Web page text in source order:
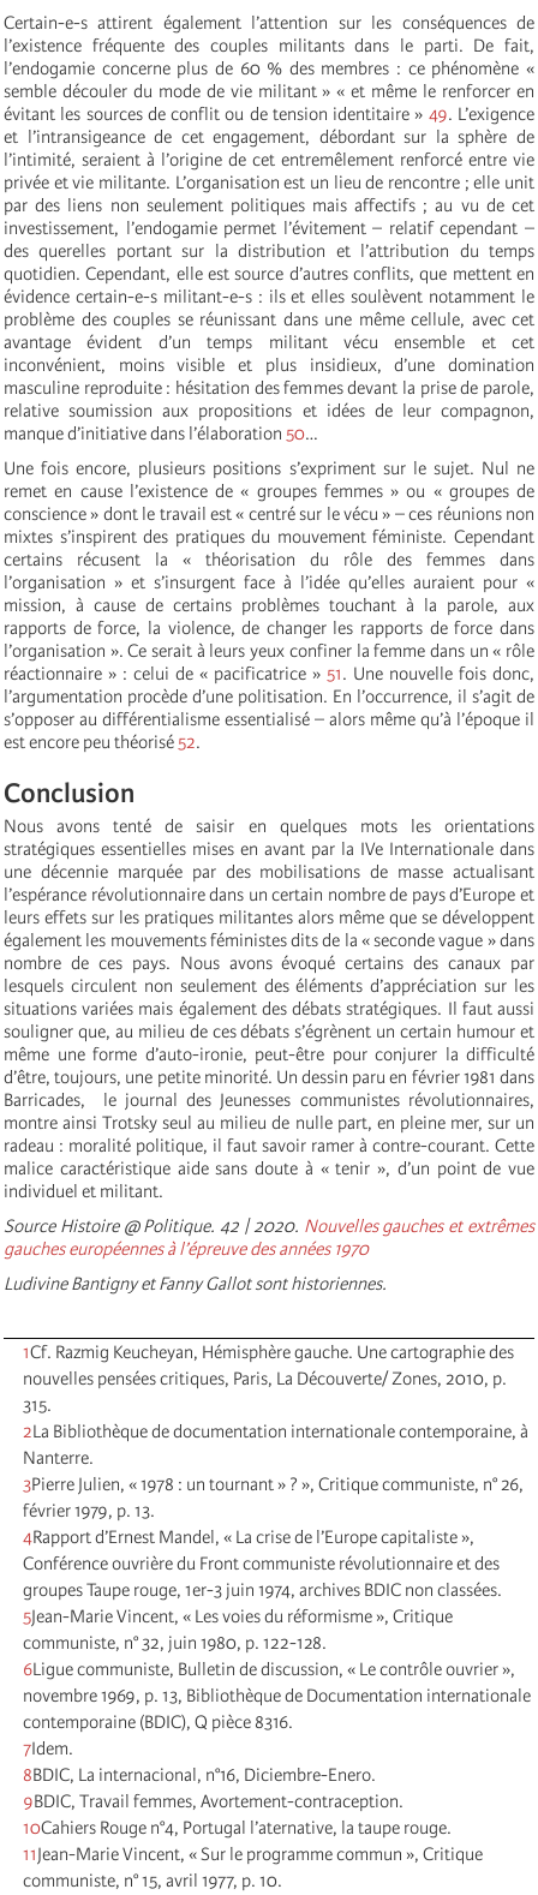
Certain-e-s attirent également l’attention sur les conséquences de
l’existence fréquente des couples militants dans le parti. De fait,
l’endogamie concerne plus de 60 % des membres : ce phénomène «
semble découler du mode de vie militant » « et même le renforcer en
évitant les sources de conflit ou de tension identitaire » 49. L’exigence
et l’intransigeance de cet engagement, débordant sur la sphère de
l’intimité, seraient à l’origine de cet entremêlement renforcé entre vie
privée et vie militante. L’organisation est un lieu de rencontre ; elle unit
par des liens non seulement politiques mais affectifs ; au vu de cet
investissement, l’endogamie permet l’évitement – relatif cependant –
des querelles portant sur la distribution et l’attribution du temps
quotidien. Cependant, elle est source d’autres conflits, que mettent en
évidence certain-e-s militant-e-s : ils et elles soulèvent notamment le
problème des couples se réunissant dans une même cellule, avec cet
avantage évident d’un temps militant vécu ensemble et cet
inconvénient, moins visible et plus insidieux, d’une domination
masculine reproduite : hésitation des femmes devant la prise de parole,
relative soumission aux propositions et idées de leur compagnon,
manque d’initiative dans l’élaboration 50…
Une fois encore, plusieurs positions s’expriment sur le sujet. Nul ne
remet en cause l’existence de « groupes femmes » ou « groupes de
conscience » dont le travail est « centré sur le vécu » – ces réunions non
mixtes s’inspirent des pratiques du mouvement féministe. Cependant
certains récusent la « théorisation du rôle des femmes dans
l’organisation » et s’insurgent face à l’idée qu’elles auraient pour «
mission, à cause de certains problèmes touchant à la parole, aux
rapports de force, la violence, de changer les rapports de force dans
l’organisation ». Ce serait à leurs yeux confiner la femme dans un « rôle
réactionnaire » : celui de « pacificatrice » 51. Une nouvelle fois donc,
l’argumentation procède d’une politisation. En l’occurrence, il s’agit de
s’opposer au différentialisme essentialisé – alors même qu’à l’époque il
est encore peu théorisé 52.
Conclusion
Nous avons tenté de saisir en quelques mots les orientations
stratégiques essentielles mises en avant par la IVe Internationale dans
une décennie marquée par des mobilisations de masse actualisant
l’espérance révolutionnaire dans un certain nombre de pays d’Europe et
leurs effets sur les pratiques militantes alors même que se développent
également les mouvements féministes dits de la « seconde vague » dans
nombre de ces pays. Nous avons évoqué certains des canaux par
lesquels circulent non seulement des éléments d’appréciation sur les
situations variées mais également des débats stratégiques. Il faut aussi
souligner que, au milieu de ces débats s’égrènent un certain humour et
même une forme d’auto-ironie, peut-être pour conjurer la difficulté
d’être, toujours, une petite minorité. Un dessin paru en février 1981 dans
Barricades, le journal des Jeunesses communistes révolutionnaires,
montre ainsi Trotsky seul au milieu de nulle part, en pleine mer, sur un
radeau : moralité politique, il faut savoir ramer à contre-courant. Cette
malice caractéristique aide sans doute à « tenir », d’un point de vue
individuel et militant.
Source Histoire @ Politique. 42 | 2020. Nouvelles gauches et extrêmes
gauches européennes à l’épreuve des années 1970
Ludivine Bantigny etFanny Gallot sont historiennes.
1Cf. Razmig Keucheyan, Hémisphère gauche. Une cartographie des
nouvelles pensées critiques, Paris, La Découverte/ Zones, 2010, p.
315.
2La Bibliothèque de documentation internationale contemporaine, à
Nanterre.
3Pierre Julien, « 1978 : un tournant » ? », Critique communiste, n° 26,
février 1979, p. 13.
4Rapport d’Ernest Mandel, « La crise de l’Europe capitaliste »,
Conférence ouvrière du Front communiste révolutionnaire et des
groupes Taupe rouge, 1er-3 juin 1974, archives BDIC non classées.
5Jean-Marie Vincent, « Les voies du réformisme », Critique
communiste, n° 32, juin 1980, p. 122-128.
6Ligue communiste, Bulletin de discussion, « Le contrôle ouvrier »,
novembre 1969, p. 13, Bibliothèque de Documentation internationale
contemporaine (BDIC), Q pièce 8316.
7Idem.
8BDIC, La internacional, n°16, Diciembre-Enero.
9BDIC, Travail femmes, Avortement-contraception.
10Cahiers Rouge n°4, Portugal l’aternative, la taupe rouge.
11Jean-Marie Vincent, « Sur le programme commun », Critique
communiste, n° 15, avril 1977, p. 10.